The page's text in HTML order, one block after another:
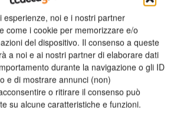
esperienze, noi e i nostri partner
come i cookie per memorizzare e/o
del dispositivo. Il consenso a queste
a noi e ai nostri partner di elaborare dati
durante la navigazione o gli ID
e di mostrare annunci (non)
o ritirare il consenso può
su alcune caratteristiche e funzioni.
l'informativa sulla privacy*